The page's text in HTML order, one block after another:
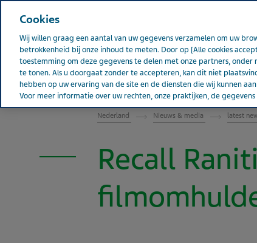
Teva wereldwijd
Over Teva
NEDERLAND
Nederland Nieuws & media latest
Recall
Cookies
Wij willen graag een aantal van uw gegevens verzamelen om uw
betrokkenheid bij onze inhoud te meten. Door op [Alle cookies
toestemming om deze gegevens te delen met onze partners,
te tonen. Als u doorgaat zonder te accepteren, kan dit niet
hebben op uw ervaring van de site en de diensten die wij kunnen
Voor meer informatie over uw rechten, onze praktijken, de